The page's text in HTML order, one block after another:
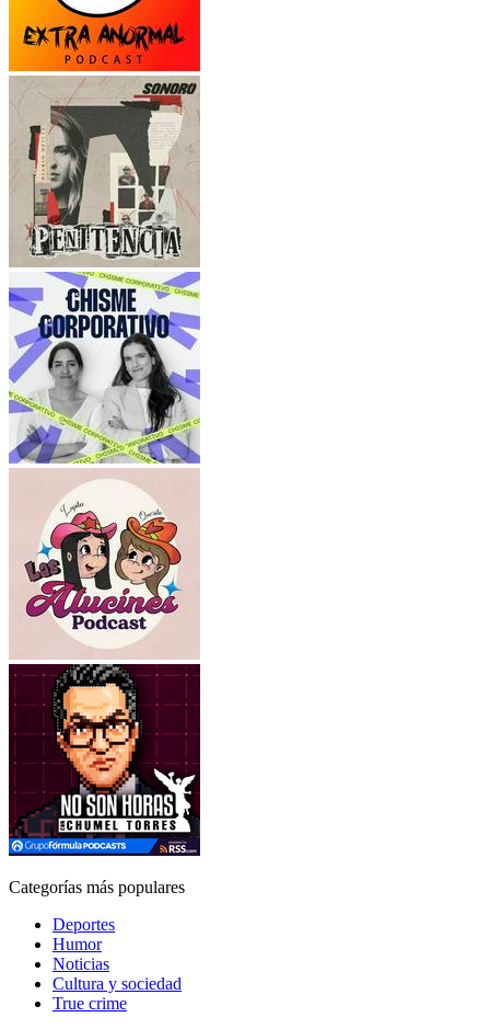
Categorías más populares
Deportes
Humor
Noticias
Cultura y sociedad
True crime